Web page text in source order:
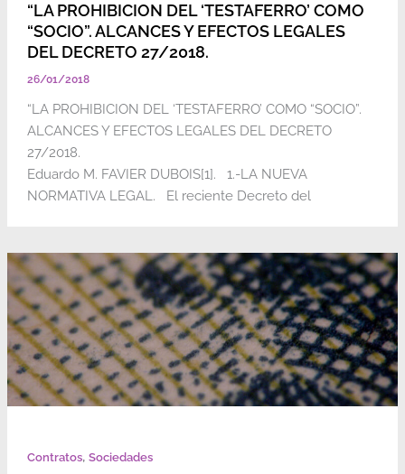
“LA PROHIBICION DEL ‘TESTAFERRO’ COMO
“SOCIO”. ALCANCES Y EFECTOS LEGALES
DEL DECRETO 27/2018.
26/01/2018
“LA PROHIBICION DEL ‘TESTAFERRO’ COMO “SOCIO”.
ALCANCES Y EFECTOS LEGALES DEL DECRETO
27/2018.
Eduardo M. FAVIER DUBOIS[1]. 1.-LA NUEVA
NORMATIVA LEGAL. El reciente Decreto del
Contratos, Sociedades